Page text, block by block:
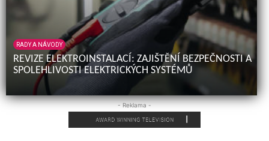
RADY A NÁVODY
REVIZE ELEKTROINSTALACÍ: ZAJIŠTĚNÍ BEZPEČNOSTI A
SPOLEHLIVOSTI ELEKTRICKÝCH SYSTÉMŮ
- Reklama -